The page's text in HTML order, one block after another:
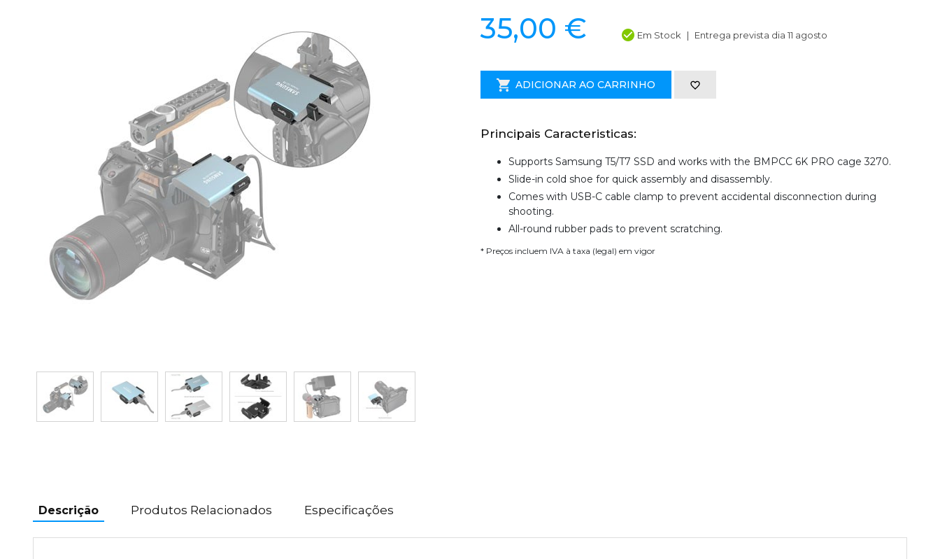
35,00 € Em Stock Entrega prevista dia 11 agosto
ADICIONAR AO CARRINHO
Principais Caracteristicas:
Supports Samsung T5/T7 SSD and works with the BMPCC 6K PRO cage 3270.
Slide-in cold shoe for quick assembly and disassembly.
Comes with USB-C cable clamp to prevent accidental disconnection during
shooting.
All-round rubber pads to prevent scratching.
* Preços incluem IVA à taxa (legal) em vigor
Descrição Produtos Relacionados Especificações